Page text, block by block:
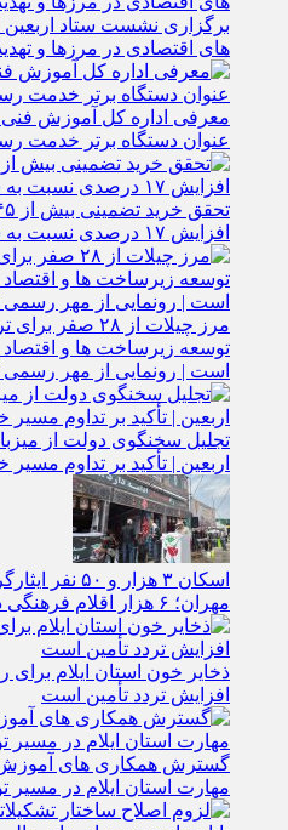
برگزاری نشست ستاد
های اقتصادی در مرزها و
معرفی اداره کل آموزش فنی
عنوان دستگاه برتر خدمت‌
افزایش ۱۷ درصدی نسبت به سال گذشته
مرز چیلات از
توسعه زیرساخت‌ ها و اقتصاد
است | رونمایی از مهر رسمی
تجلیل سخنگوی دولت از
اربعین | تأکید بر تداوم
اسکان ۳ هزار
مهران؛ ۶ هزار اقلام فرهنگی در موکب سلام شهید توزیع شد
ذخایر خون استان ایلام برای
افزایش تردد تأمین است
گسترش همکاری‌ های آموزش
مهارت استان ایلام در